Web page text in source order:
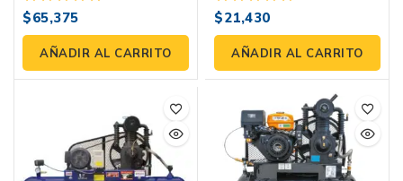
Industria
0
fuera
5
$65,375
AÑADIR AL CARRITO
0
fuera
5
$21,430
AÑADIR AL CARRITO